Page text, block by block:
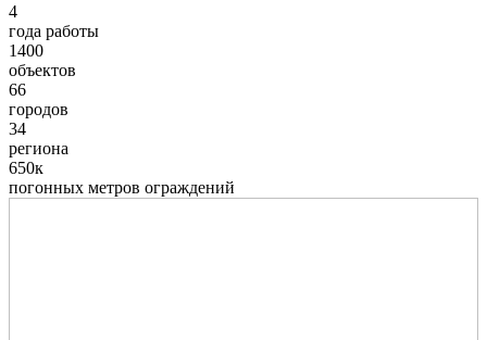
4
года работы
1400
объектов
66
городов
34
региона
650к
погонных метров ограждений